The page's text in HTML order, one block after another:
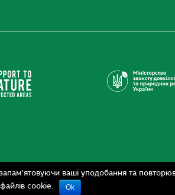
ваші уподобання та
cookie.
Ok